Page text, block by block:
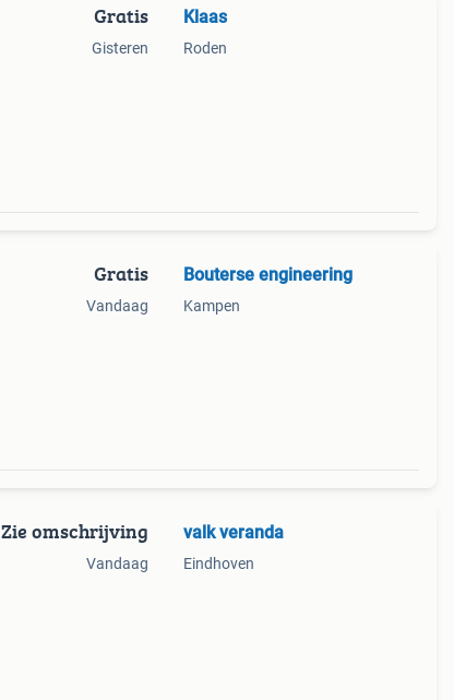
Gratis
Gisteren
Klaas
Roden
Gratis
Vandaag
Bouterse engineering
Kampen
Zie omschrijving
Vandaag
valk veranda
Eindhoven